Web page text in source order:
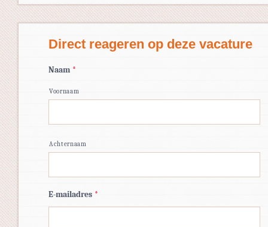
Direct reageren op deze vacature
Naam *
Voornaam
Achternaam
E-mailadres *